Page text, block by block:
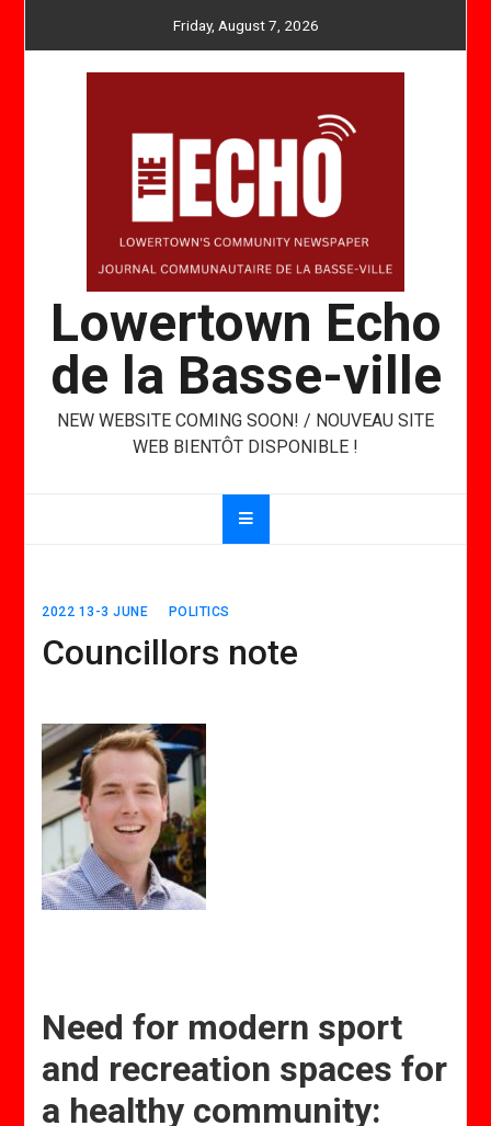
Friday, August 7, 2026
Lowertown Echo
de la Basse-ville
NEW WEBSITE COMING SOON! / NOUVEAU SITE
WEB BIENTÔT DISPONIBLE !
2022 13-3 JUNE POLITICS
Councillors note
Need for modern sport
and recreation spaces for
a healthy community: